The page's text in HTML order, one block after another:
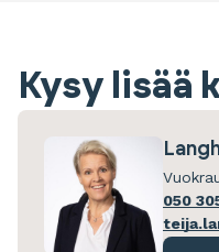
Kysy lisää
050